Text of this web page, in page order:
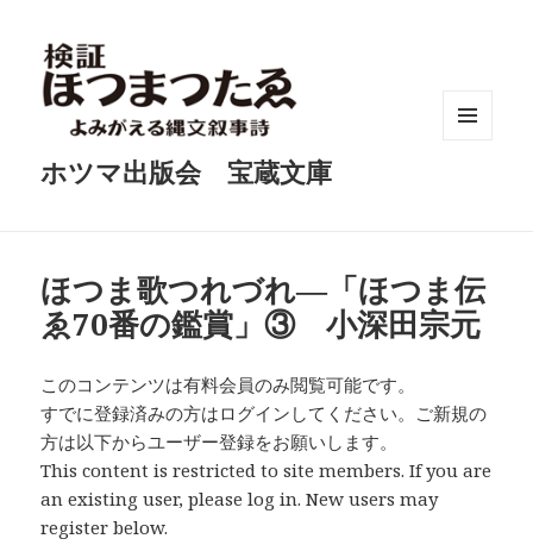
ホツマ出版会 宝蔵文庫
ほつま歌つれづれ―「ほつま伝
ゑ70番の鑑賞」③ 小深田宗元
このコンテンツは有料会員のみ閲覧可能です。
すでに登録済みの方はログインしてください。ご新規の
方は以下からユーザー登録をお願いします。
This content is restricted to site members. If you are
an existing user, please log in. New users may
register below.